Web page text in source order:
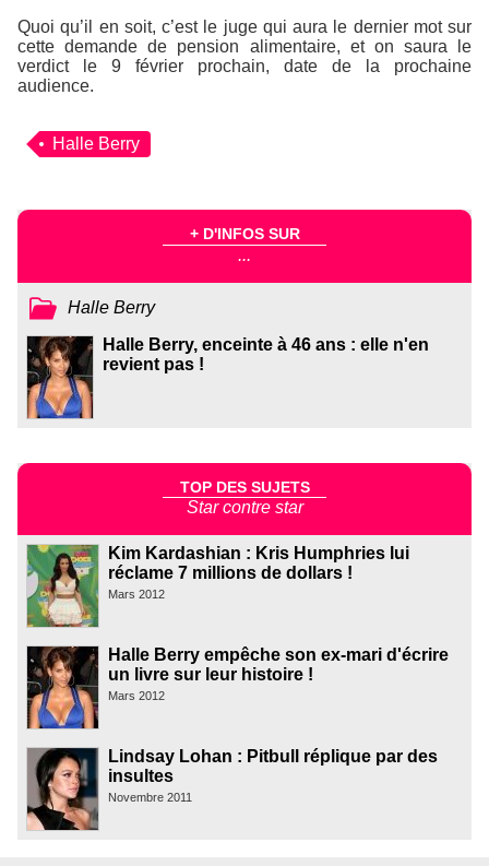
Quoi qu’il en soit, c’est le juge qui aura le dernier mot sur
cette demande de pension alimentaire, et on saura le
verdict le 9 février prochain, date de la prochaine
audience.
Halle Berry
+ D'INFOS SUR
...
Halle Berry
Halle Berry, enceinte à 46 ans : elle n'en
revient pas !
TOP DES SUJETS
Star contre star
Kim Kardashian : Kris Humphries lui
réclame 7 millions de dollars !
Mars 2012
Halle Berry empêche son ex-mari d'écrire
un livre sur leur histoire !
Mars 2012
Lindsay Lohan : Pitbull réplique par des
insultes
Novembre 2011